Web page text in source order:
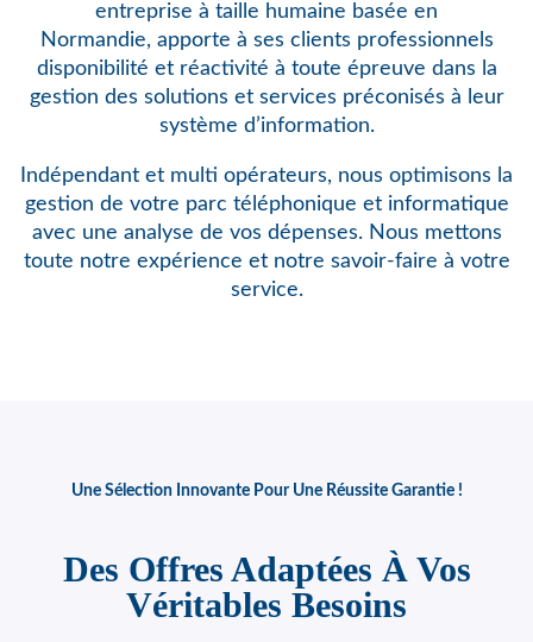
entreprise à taille humaine basée en
Normandie, apporte à ses clients professionnels
disponibilité et réactivité à toute épreuve dans la
gestion des solutions et services préconisés à leur
système d’information.
Indépendant et multi opérateurs, nous optimisons la
gestion de votre parc téléphonique et informatique
avec une analyse de vos dépenses. Nous mettons
toute notre expérience et notre savoir-faire à votre
service.
Une Sélection Innovante Pour Une Réussite Garantie !
Des Offres Adaptées À Vos
Véritables Besoins